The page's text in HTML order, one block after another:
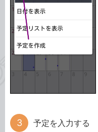
予定を入力する